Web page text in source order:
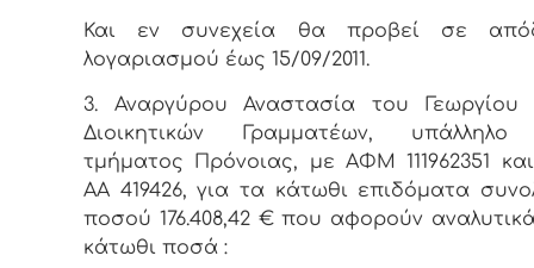
Και εν συνεχεία θα προβεί σε
λογαριασμού έως 15/09/2011.
3. Αναργύρου Αναστασία του
Διοικητικών Γραμματέων,
τμήματος Πρόνοιας, με ΑΦΜ 111962351
ΑΑ 419426, για τα κάτωθι επιδόματα
ποσού 176.408,42 € που αφορούν
κάτωθι ποσά :